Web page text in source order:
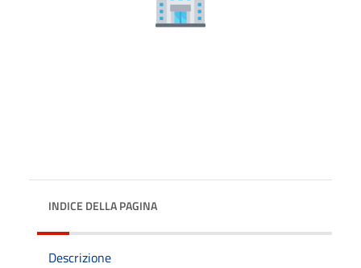
INDICE DELLA PAGINA
Descrizione